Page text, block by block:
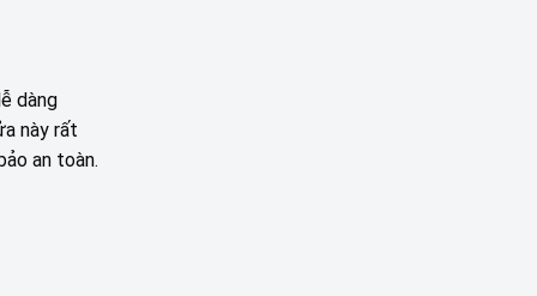
dàng
này rất
an toàn.